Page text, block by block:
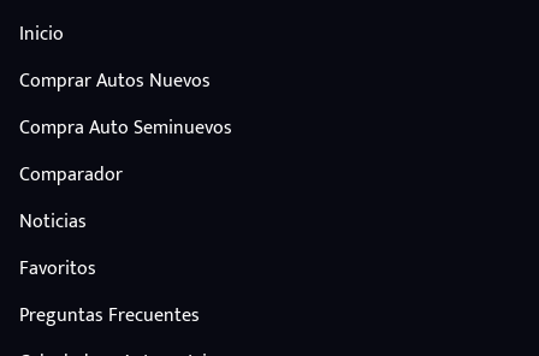
Inicio
Comprar Autos Nuevos
Compra Auto Seminuevos
Comparador
Noticias
Favoritos
Preguntas Frecuentes